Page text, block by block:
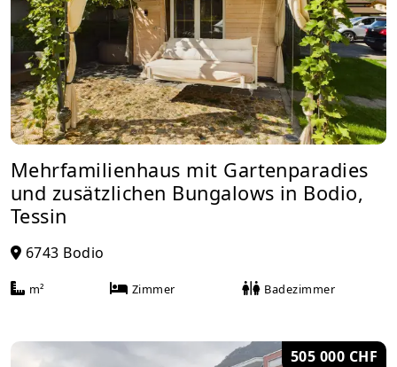
Mehrfamilienhaus mit Gartenparadies
und zusätzlichen Bungalows in Bodio,
Tessin
6743 Bodio
m² Zimmer Badezimmer
505 000 CHF